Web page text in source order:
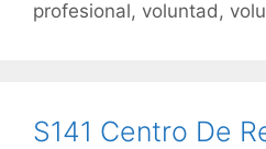
profesional, voluntad,
S141 Centro De